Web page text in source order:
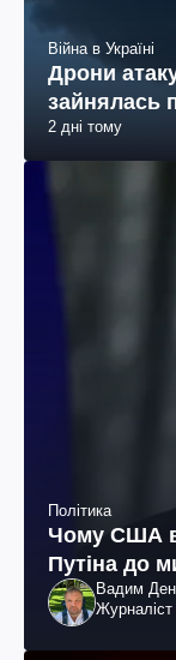
Війна в Україні
Дрони
зайнялась
2 дні тому
Політика
Чому США
Путіна до
Вадим
Журналіст